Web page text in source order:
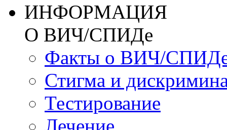
ИНФОРМАЦИЯ
О ВИЧ/СПИДе
Факты о ВИЧ/
Стигма и
Тестирование
Лечение